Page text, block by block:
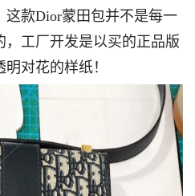
这款Dior蒙田包并不是每一
工厂开发是以买的正品版
对花的样纸！